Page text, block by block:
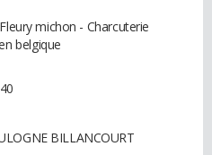
michon - Charcuterie
belgique
BILLANCOURT